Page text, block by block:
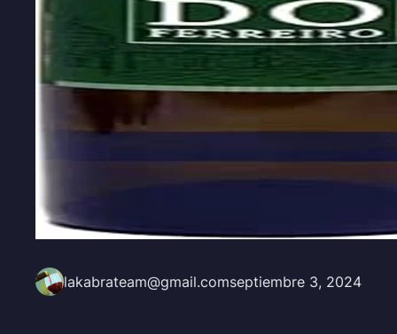
lakabrateam@gmail.comseptiembre 3, 2024